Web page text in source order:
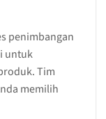
penimbangan
untuk
Tim
memilih